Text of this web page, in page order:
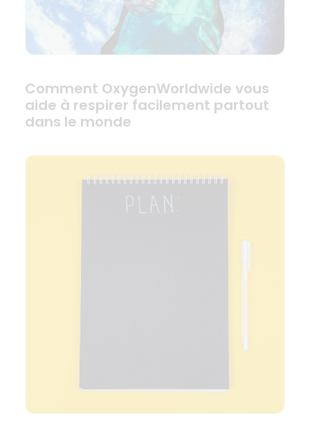
Comment OxygenWorldwide vous
aide à respirer facilement partout
dans le monde